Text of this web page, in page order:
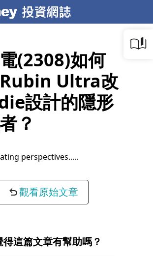
(2308)如何
Ultra改
設計的隱形
？
perspectives...
觀看原始文章
得這篇文章有幫助嗎？